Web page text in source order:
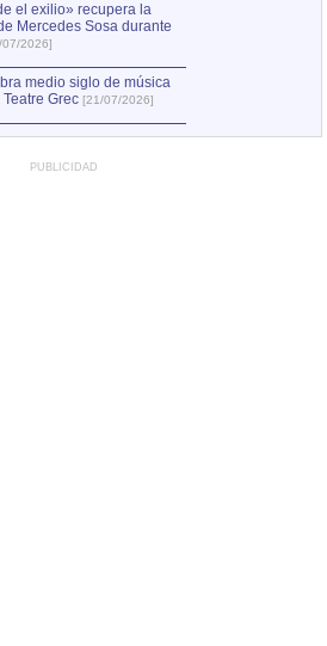
el exilio» recupera la
Mercedes Sosa durante
07/2026]
medio siglo de música
Grec [21/07/2026]
PUBLICIDAD